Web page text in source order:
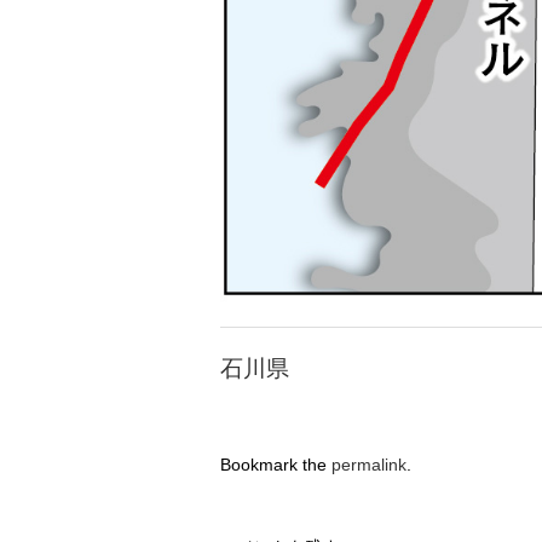
石川県
Bookmark the permalink